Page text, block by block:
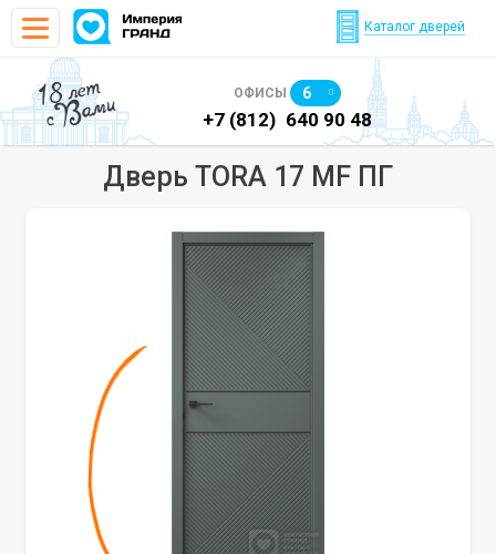
Каталог дверей
18 лет
с Вами ОФИСЫ 6
640 90 48 +7 (812) 640 90 48
Дверь TORA 17 MF ПГ